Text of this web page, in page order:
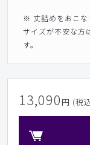
※ 丈詰めをおこな
サイズが不安な方
す。
13,090 円 (税